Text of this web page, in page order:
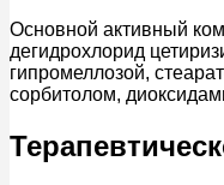
Основной активный
дегидрохлорид
гипромеллозой,
сорбитолом,